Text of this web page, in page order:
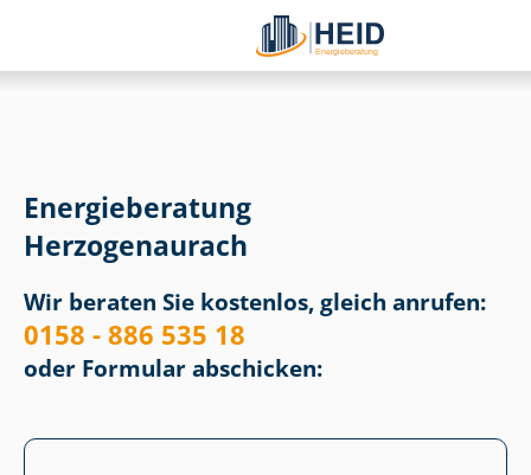
Energieberatung
Herzogenaurach
Wir beraten Sie kostenlos, gleich anrufen:
0158 - 886 535 18
oder Formular abschicken: